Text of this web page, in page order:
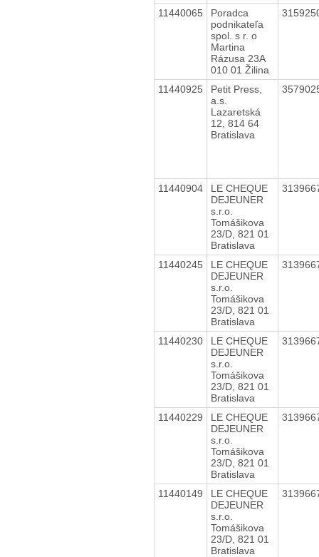
11440065
Poradca
podnikateľa
spol. s r. o
Martina
Rázusa 23A
010 01 Žilina
11440925
Petit Press,
a.s.
Lazaretská
12, 814 64
Bratislava
11440904
LE CHEQUE
DEJEUNER
s.r.o.
Tomášikova
23/D, 821 01
Bratislava
11440245
LE CHEQUE
DEJEUNER
s.r.o.
Tomášikova
23/D, 821 01
Bratislava
11440230
LE CHEQUE
DEJEUNER
s.r.o.
Tomášikova
23/D, 821 01
Bratislava
11440229
LE CHEQUE
DEJEUNER
s.r.o.
Tomášikova
23/D, 821 01
Bratislava
11440149
LE CHEQUE
DEJEUNER
s.r.o.
Tomášikova
23/D, 821 01
Bratislava